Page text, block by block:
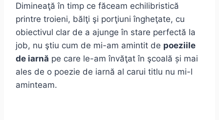
Dimineaţă în timp ce făceam echilibristică
printre troieni, bălţi şi porţiuni îngheţate, cu
obiectivul clar de a ajunge în stare perfectă la
job, nu ştiu cum de mi-am amintit de poeziile
de iarnă pe care le-am învăţat în şcoală și mai
ales de o poezie de iarnă al carui titlu nu mi-l
aminteam.